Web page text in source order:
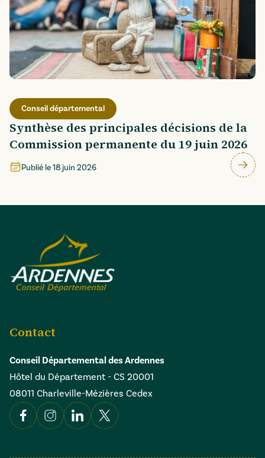
Conseil départemental
Synthèse des principales décisions de la
Commission permanente du 19 juin 2026
Publié le18 juin 2026
Contact
Conseil Départemental des Ardennes
Hôtel du Département - CS 20001
08011 Charleville-Mézières Cedex
FacebookInstagramLinkedin
X